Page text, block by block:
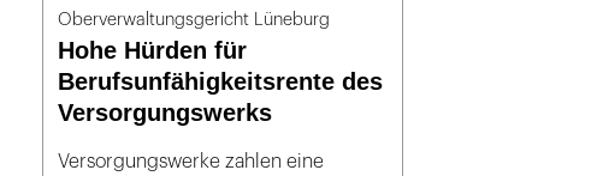
Oberverwaltungsgericht Lüneburg
Hohe Hürden für
Berufsunfähigkeitsrente des
Versorgungswerks
Versorgungswerke zahlen eine